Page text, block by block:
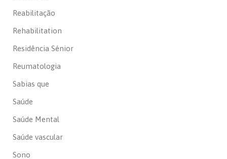
Reabilitação
Rehabilitation
Residência Sénior
Reumatologia
Sabias que
Saúde
Saúde Mental
Saúde vascular
Sono